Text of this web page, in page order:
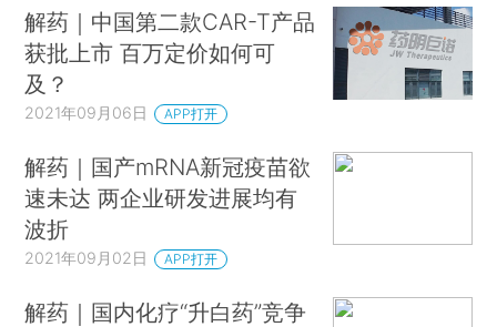
解药｜中国第二款CAR-T产品
获批上市 百万定价如何可
及？
2021年09月06日 APP打开
解药｜国产mRNA新冠疫苗欲
速未达 两企业研发进展均有
波折
2021年09月02日 APP打开
解药｜国内化疗“升白药”竞争